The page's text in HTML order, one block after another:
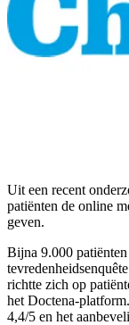
Uit een recent
patiënten de online
geven.
Bijna 9.000
richtte zich op
het Doctena-
4,4/5 en het